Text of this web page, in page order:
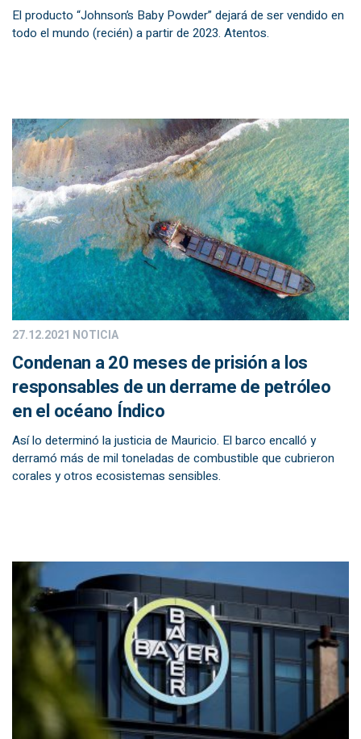
El producto “Johnson’s Baby Powder” dejará de ser vendido en
todo el mundo (recién) a partir de 2023. Atentos.
27.12.2021 NOTICIA
Condenan a 20 meses de prisión a los
responsables de un derrame de petróleo
en el océano Índico
Así lo determinó la justicia de Mauricio. El barco encalló y
derramó más de mil toneladas de combustible que cubrieron
corales y otros ecosistemas sensibles.